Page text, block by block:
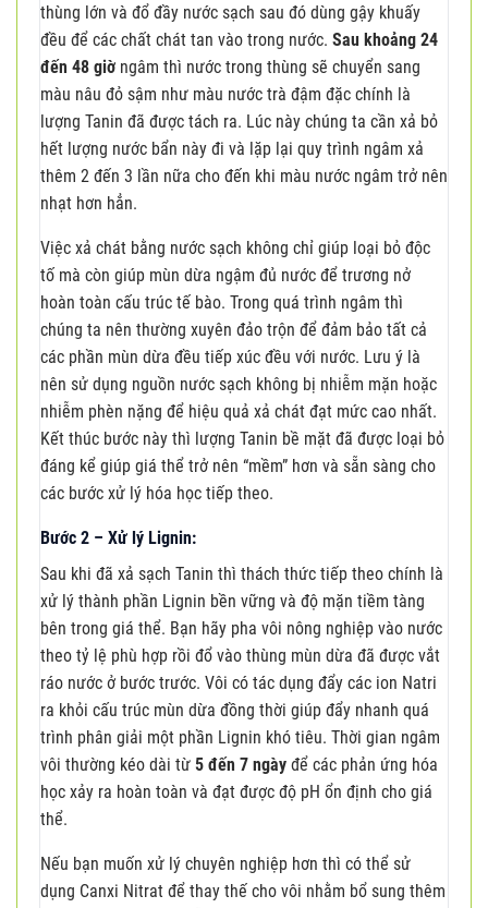
thùng lớn và đổ đầy nước sạch sau đó dùng gậy khuấy
đều để các chất chát tan vào trong nước. Sau khoảng 24
đến 48 giờ ngâm thì nước trong thùng sẽ chuyển sang
màu nâu đỏ sậm như màu nước trà đậm đặc chính là
lượng Tanin đã được tách ra. Lúc này chúng ta cần xả bỏ
hết lượng nước bẩn này đi và lặp lại quy trình ngâm xả
thêm 2 đến 3 lần nữa cho đến khi màu nước ngâm trở nên
nhạt hơn hẳn.
Việc xả chát bằng nước sạch không chỉ giúp loại bỏ độc
tố mà còn giúp mùn dừa ngậm đủ nước để trương nở
hoàn toàn cấu trúc tế bào. Trong quá trình ngâm thì
chúng ta nên thường xuyên đảo trộn để đảm bảo tất cả
các phần mùn dừa đều tiếp xúc đều với nước. Lưu ý là
nên sử dụng nguồn nước sạch không bị nhiễm mặn hoặc
nhiễm phèn nặng để hiệu quả xả chát đạt mức cao nhất.
Kết thúc bước này thì lượng Tanin bề mặt đã được loại bỏ
đáng kể giúp giá thể trở nên “mềm” hơn và sẵn sàng cho
các bước xử lý hóa học tiếp theo.
Bước 2 – Xử lý Lignin:
Sau khi đã xả sạch Tanin thì thách thức tiếp theo chính là
xử lý thành phần Lignin bền vững và độ mặn tiềm tàng
bên trong giá thể. Bạn hãy pha vôi nông nghiệp vào nước
theo tỷ lệ phù hợp rồi đổ vào thùng mùn dừa đã được vắt
ráo nước ở bước trước. Vôi có tác dụng đẩy các ion Natri
ra khỏi cấu trúc mùn dừa đồng thời giúp đẩy nhanh quá
trình phân giải một phần Lignin khó tiêu. Thời gian ngâm
vôi thường kéo dài từ 5 đến 7 ngày để các phản ứng hóa
học xảy ra hoàn toàn và đạt được độ pH ổn định cho giá
thể.
Nếu bạn muốn xử lý chuyên nghiệp hơn thì có thể sử
dụng Canxi Nitrat để thay thế cho vôi nhằm bổ sung thêm